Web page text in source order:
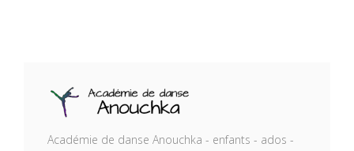
Académie de danse Anouchka - enfants - ados -